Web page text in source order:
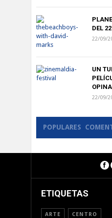
DEL
22/09/
UN
22/09/
POPULARES
ETIQUETAS
ARTE CENTRO